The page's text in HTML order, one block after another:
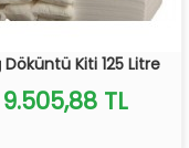
Döküntü Kiti 125 Litre
9.505,88 TL